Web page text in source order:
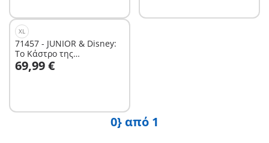
XL
71457 - JUNIOR & Disney:
Το Κάστρο της
Σταχτοπούτας
69,99 €
Στο καλάθι
0} από 1